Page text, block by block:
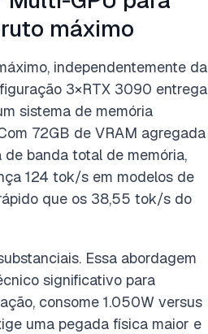
máximo
independentemente da
3×RTX 3090 entrega
sistema de memória
72GB de VRAM agregada
banda total de memória,
124 tok/s em modelos de
que os 38,55 tok/s do
Essa abordagem
significativo para
consome 1.050W versus
uma pegada física maior e